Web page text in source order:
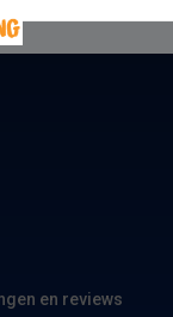
en reviews